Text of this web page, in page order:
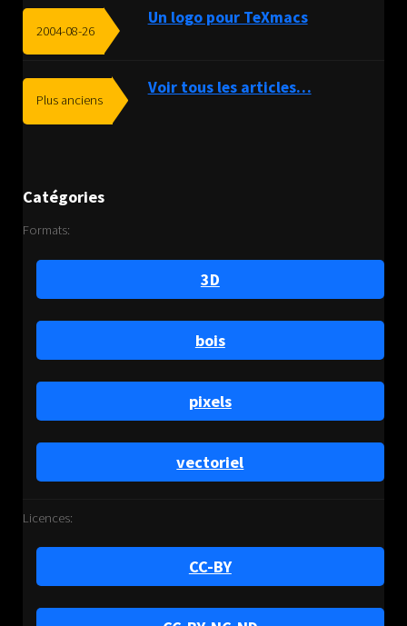
2004-08-26
Un logo pour TeXmacs
Plus anciens
Voir tous les articles…
Catégories
Formats:
3D
bois
pixels
vectoriel
Licences:
CC-BY